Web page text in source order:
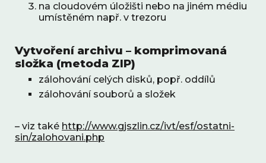
na cloudovém úložišti nebo na jiném médiu
umístěném např. v trezoru
Vytvoření archivu – komprimovaná
složka (metoda ZIP)
zálohování celých disků, popř. oddílů
zálohování souborů a složek
– viz také http://www.gjszlin.cz/ivt/esf/ostatni-
sin/zalohovani.php